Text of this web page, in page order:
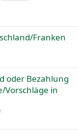
Franken
oder Bezahlung
Vorschläge in